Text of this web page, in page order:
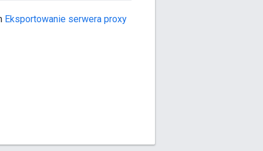
Eksportowanie serwera proxy